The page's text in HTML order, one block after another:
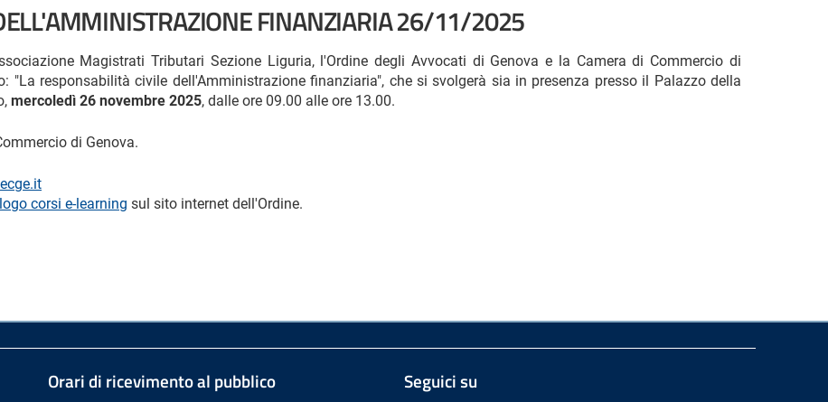
FINANZIARIA 26/11/2025
Magistrati Tributari Sezione Liguria, l'Ordine degli Avvocati di Genova e la Camera di Commercio di
"La responsabilità civile dell'Amministrazione finanziaria", che si svolgerà sia in presenza presso il Palazzo della
mercoledì 26 novembre 2025, dalle ore 09.00 alle ore 13.00.
di Genova.
corsi e-learning sul sito internet dell'Ordine.
Orari di ricevimento al pubblico Seguici su